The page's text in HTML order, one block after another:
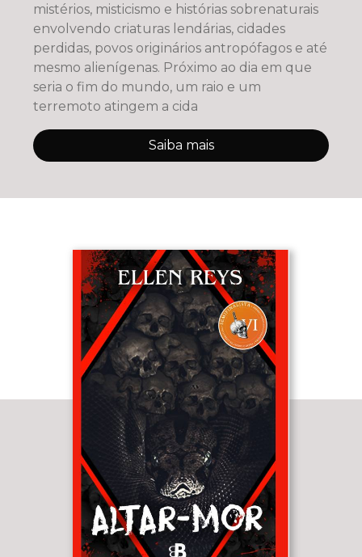
mistérios, misticismo e histórias sobrenaturais
envolvendo criaturas lendárias, cidades
perdidas, povos originários antropófagos e até
mesmo alienígenas. Próximo ao dia em que
seria o fim do mundo, um raio e um
terremoto atingem a cida
Saiba mais